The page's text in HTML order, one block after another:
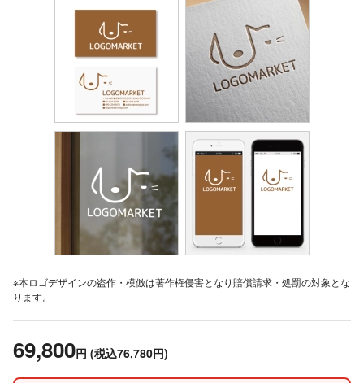
※本ロゴデザインの盗作・模倣は著作権侵害となり賠償請求・処罰の対象とな
ります。
69,800円 (税込76,780円)